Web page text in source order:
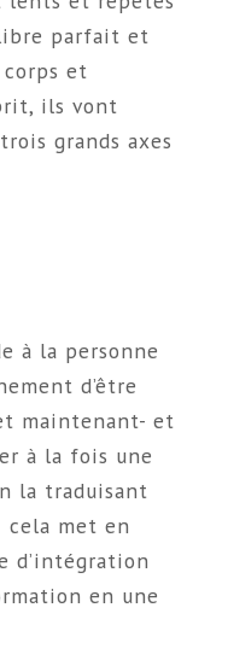
parfait et
et
ils vont
grands axes
à la personne
d’être
maintenant- et
à la fois une
la traduisant
met en
d’intégration
en une